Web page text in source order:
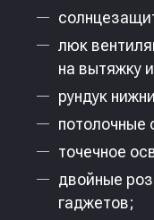
люк
на вытяжку
рундук
потолочные
точечное
двойные
гаджетов;